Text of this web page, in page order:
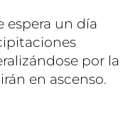
espera un día
por la
en ascenso.